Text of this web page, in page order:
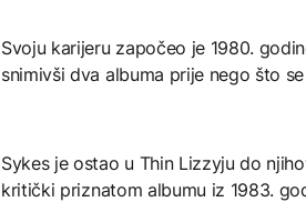
Svoju karijeru započeo je 1980.
snimivši dva albuma prije nego što
Sykes je ostao u Thin Lizzyju do
kritički priznatom albumu iz 1983.